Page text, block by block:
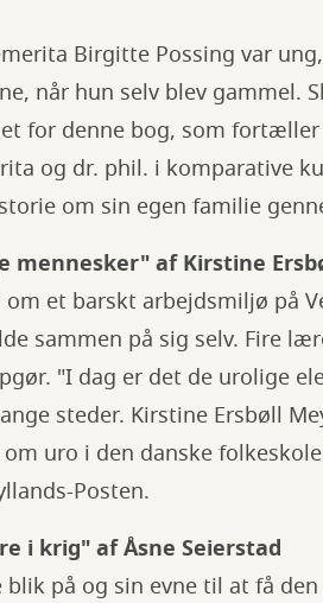
Birgitte Possing var
når hun selv blev gammel.
for denne bog, som
og dr. phil. i komparative
om sin egen familie
mennesker" af Kirstine
et barskt arbejdsmiljø på
sammen på sig selv. Fire
"I dag er det de urolige
steder. Kirstine Ersbøll
uro i den danske
Posten.
i krig" af Åsne Seierstad
på og sin evne til at få